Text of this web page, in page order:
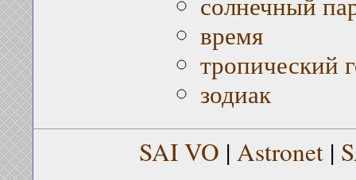
время
тропический
зодиак
SAI VO | Astronet |